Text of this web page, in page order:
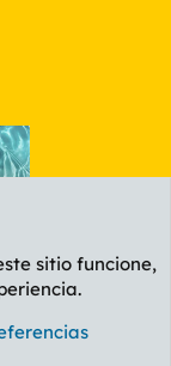
sitio funcione,